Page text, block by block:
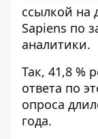
ссылкой на
Sapiens по
аналитики.
Так, 41,8 %
ответа по
опроса
года.